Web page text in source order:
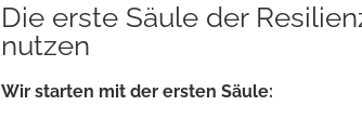
Die erste Säule der
nutzen
Wir starten mit der ersten Säule: